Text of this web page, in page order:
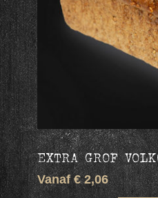
EXTRA GROF
Vanaf € 2,06